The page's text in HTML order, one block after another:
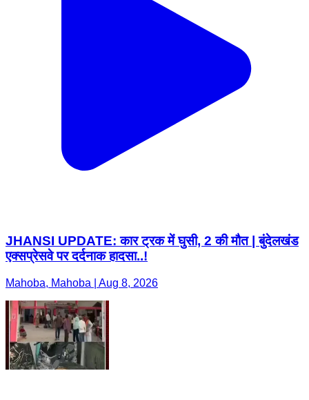
JHANSI UPDATE: कार ट्रक में घुसी, 2 की मौत | बुंदेलखंड
एक्सप्रेसवे पर दर्दनाक हादसा..!
Mahoba, Mahoba | Aug 8, 2026